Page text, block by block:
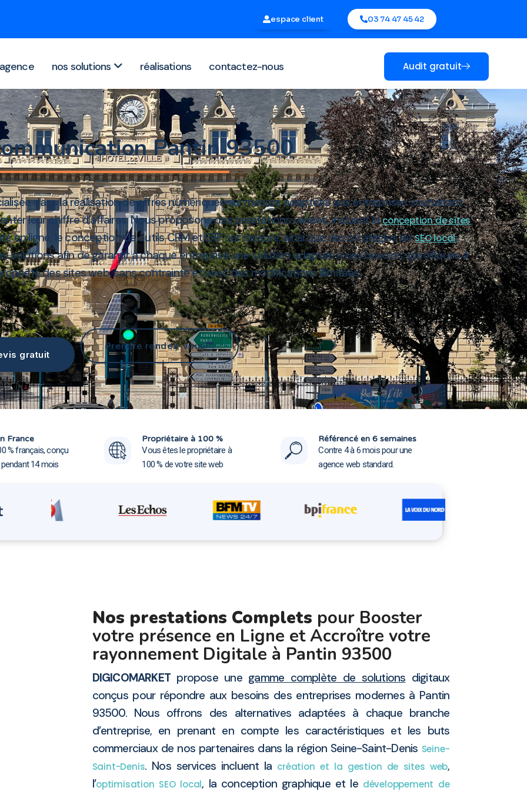
espace client 03 74 47 45 42
nos solutions réalisations contactez-nous Audit gratuit
Pantin 93500
dans la réalisation de offres numériques sur mesure adaptées aux entreprises souhaitant
leur chiffre d’affaires. Nous proposons des prestations variées, incluant laconception de sites
en ligne, le conception de outils CRM et ERP sur mesure, ainsi que des stratégies deSEO local.
solutions afin de garantir à chaque entreprise une solution adaptée à ses besoins spécifiques à
des sites web, sans contrainte et avec des modifications illimitées.
Agence communication Pantin 93500
gratuit
Prendre rendez-vous
Agence communication Pantin 93500
Agence communication Pantin 93500
France
% français, conçu
14 mois
Propriétaire à 100 %
Vous êtes le propriétaire à
100 % de votre site web
Référencé en 6 semaines
Contre 4 à 6 mois pour une
agence web standard.
Nos prestations Complets pour Booster
votre présence en Ligne et Accroître votre
rayonnement Digitale à Pantin 93500
DIGICOMARKETpropose une gamme complète de solutions digitaux
conçus pour répondre aux besoins des entreprises modernes à Pantin
93500. Nous offrons des alternatives adaptées à chaque branche
d’entreprise, en prenant en compte les caractéristiques et les buts
commerciaux de nos partenaires dans la région Seine-Saint-Denis Seine-
Saint-Denis. Nos services incluent la création et la gestion de sites web,
l’optimisation SEO local, la conception graphique et le développement de